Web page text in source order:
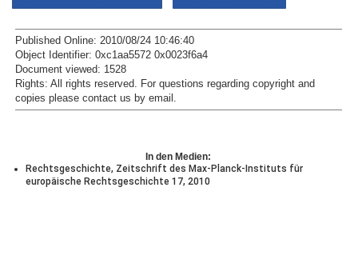
Published Online: 2010/08/24 10:46:40
Object Identifier: 0xc1aa5572 0x0023f6a4
Document viewed: 1528
Rights: All rights reserved. For questions regarding copyright and
copies please contact us by email .
In den Medien:
Rechtsgeschichte, Zeitschrift des Max-Planck-Instituts für
europäische Rechtsgeschichte 17, 2010